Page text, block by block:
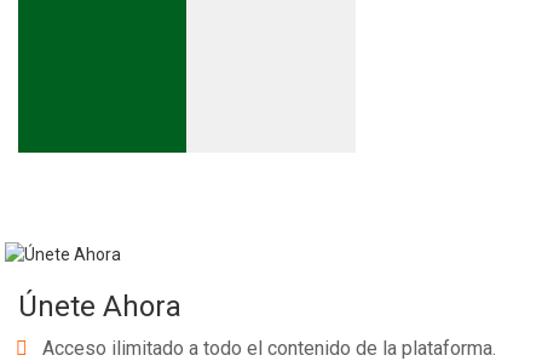
Únete Ahora
Acceso ilimitado a todo el contenido de la plataforma.